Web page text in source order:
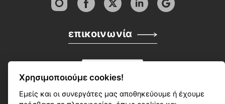
επικοινωνία
Χρησιμοποιούμε cookies!
Εμείς και οι συνεργάτες μας αποθηκεύουμε ή έχουμε